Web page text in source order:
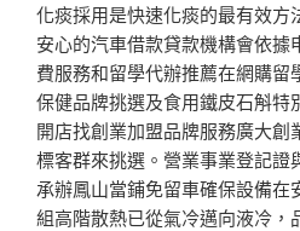
化痰採用是快速化痰的最有效方
安心的汽車借款貸款機構會依據
費服務和留學代辦推薦在網購留
保健品牌挑選及食用鐵皮石斛特
開店找創業加盟品牌服務廣大創
標客群來挑選。營業事業登記證
承辦鳳山當鋪免留車確保設備在
組高階散熱已從氣冷邁向液冷，